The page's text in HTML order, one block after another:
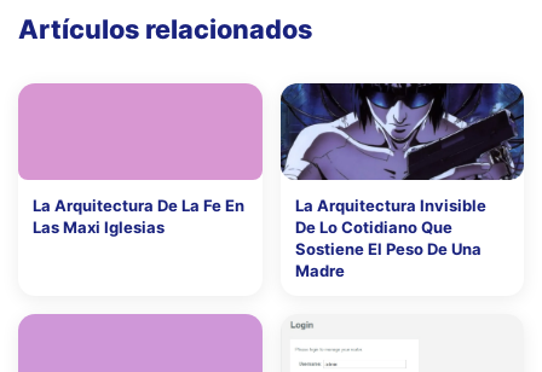
Artículos relacionados
La Arquitectura De La Fe En
Las Maxi Iglesias
La Arquitectura Invisible
De Lo Cotidiano Que
Sostiene El Peso De Una
Madre